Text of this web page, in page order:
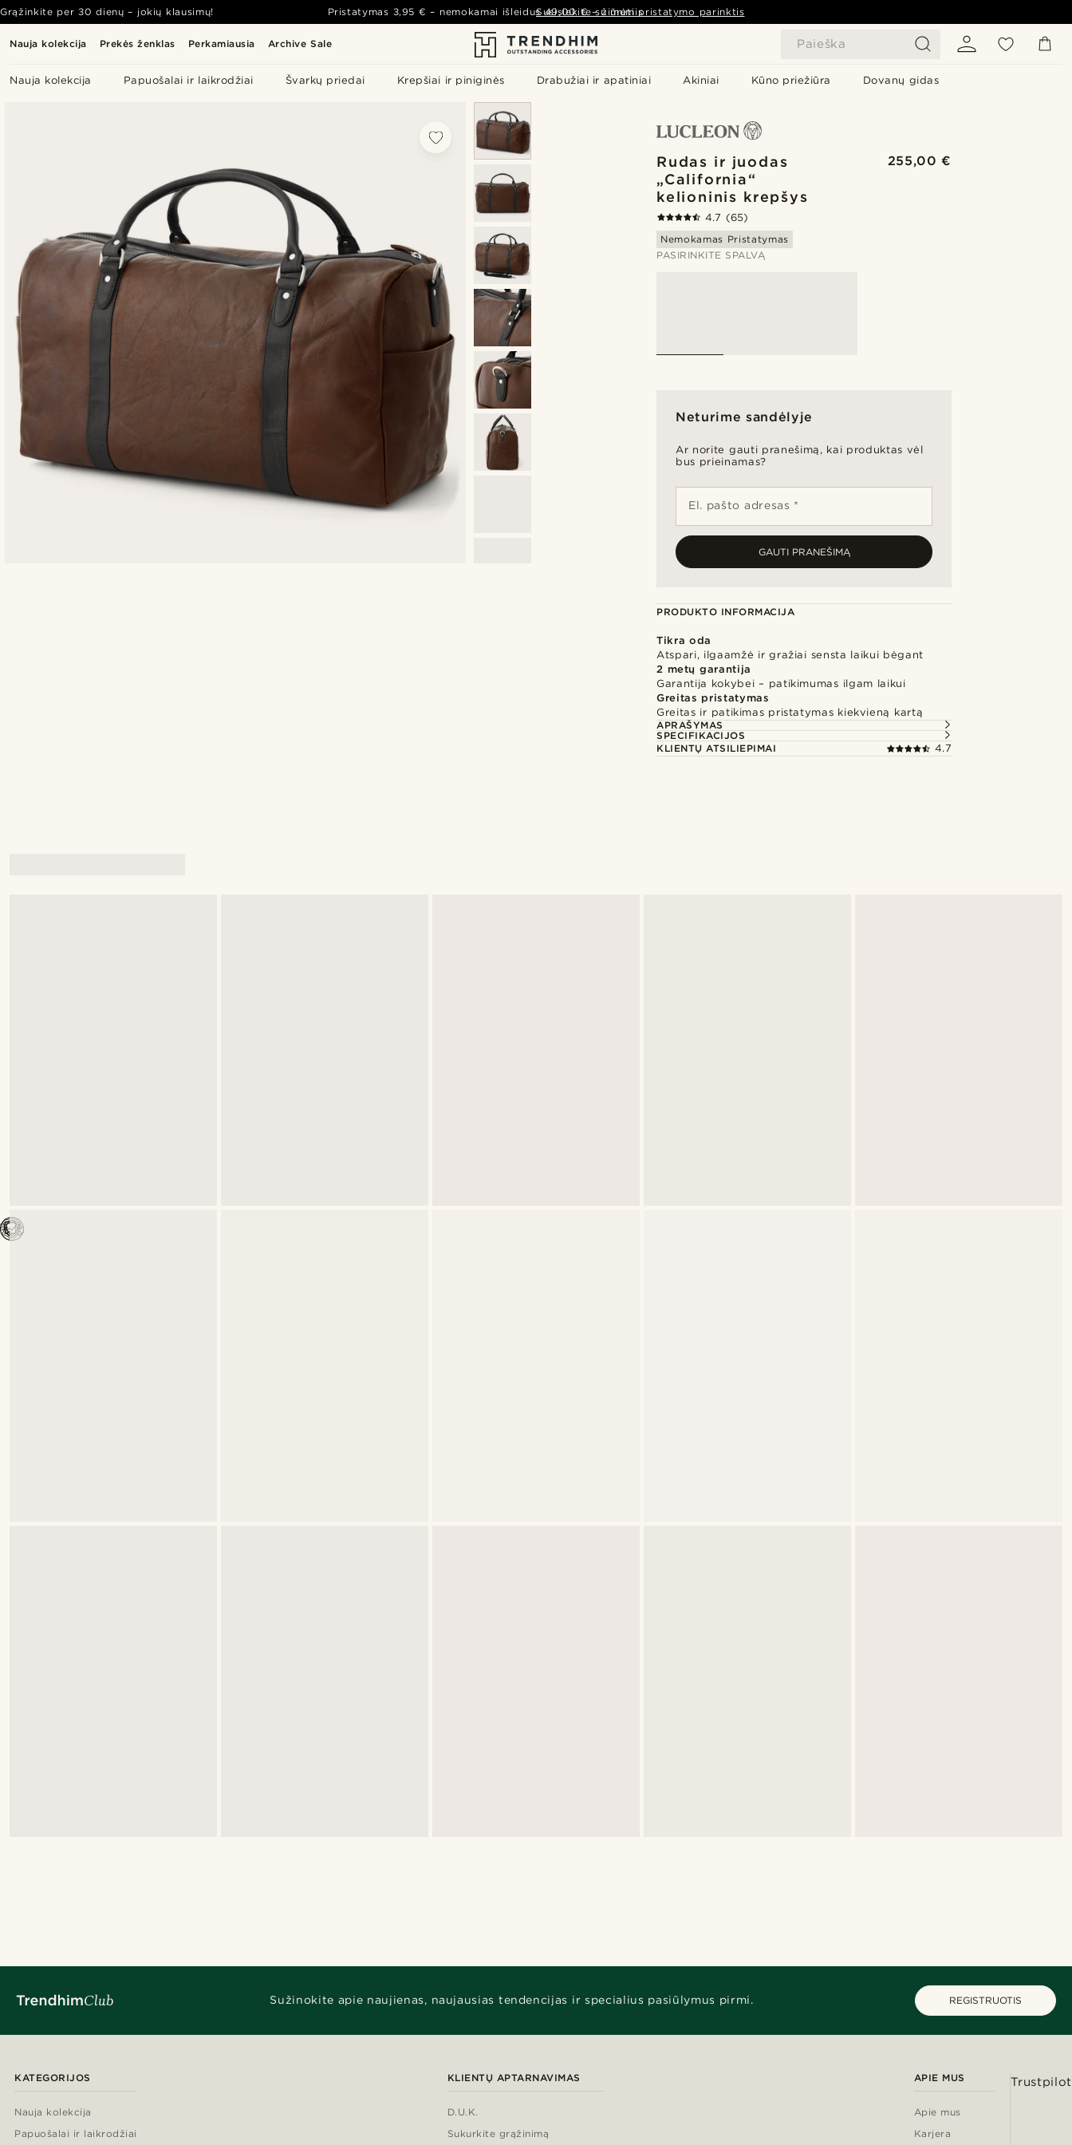
Nauja kolekcija Prekės ženklas Perkamiausia Archive Sale Paieška
Nauja kolekcija Papuošalai ir laikrodžiai Švarkų priedai Krepšiai ir piniginės Drabužiai ir apatiniai Akiniai Kūno priežiūra Dovanų gidas
Grąžinkite per 30 dienų – jokių klausimų! Pristatymas 3,95 € – nemokamai išleidus49,00 € – žiūrėti pristatymo parinktis
Susisiekite su mumis
Rudas ir juodas
„California“
kelioninis krepšys
255,00 €
4.7 (65)
Nemokamas Pristatymas
PASIRINKITE SPALVĄ
Neturime sandėlyje
Ar norite gauti pranešimą, kai produktas vėl
bus prieinamas?
El. pašto adresas *
GAUTI PRANEŠIMĄ
PRODUKTO INFORMACIJA
Tikra oda
Atspari, ilgaamžė ir gražiai sensta laikui bėgant
2 metų garantija
Garantija kokybei – patikimumas ilgam laikui
Greitas pristatymas
Greitas ir patikimas pristatymas kiekvieną kartą
APRAŠYMAS
SPECIFIKACIJOS
KLIENTŲ ATSILIEPIMAI
4.7
Sužinokite apie naujienas, naujausias tendencijas ir specialius pasiūlymus pirmi. REGISTRUOTIS
KATEGORIJOS
Nauja kolekcija
Papuošalai ir laikrodžiai
KLIENTŲ APTARNAVIMAS
D.U.K.
Sukurkite grąžinimą
APIE MUS
Apie mus
Karjera
Trustpilot